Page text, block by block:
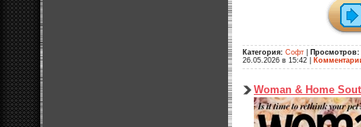
Категория: Софт Просмотров:
26.05.2026 в 15:42
Woman & Home